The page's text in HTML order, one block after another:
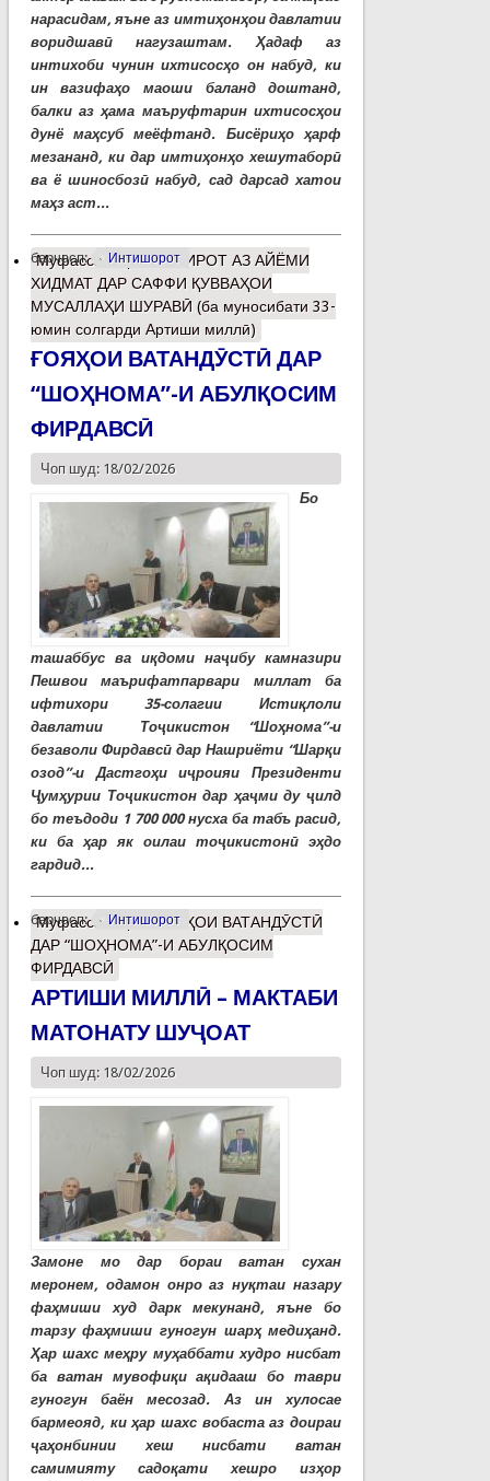
нарасидам, яъне аз имтиҳонҳои давлатии
воридшавӣ нагузаштам. Ҳадаф аз
интихоби чунин ихтисосҳо он набуд, ки
ин вазифаҳо маоши баланд доштанд,
балки аз ҳама маъруфтарин ихтисосҳои
дунё маҳсуб меёфтанд. Бисёриҳо ҳарф
мезананд, ки дар имтиҳонҳо хешутаборӣ
ва ё шиносбозӣ набуд, сад дарсад хатои
маҳз аст...
барчасп: Интишорот
Муфассалтаро ХОТИРОТ АЗ АЙЁМИ
ХИДМАТ ДАР САФФИ ҚУВВАҲОИ
МУСАЛЛАҲИ ШУРАВӢ (ба муносибати 33-
юмин солгарди Артиши миллӣ)
ҒОЯҲОИ ВАТАНДӮСТӢ ДАР
“ШОҲНОМА”-И АБУЛҚОСИМ
ФИРДАВСӢ
Чоп шуд: 18/02/2026
Бо
ташаббус ва иқдоми наҷибу камназири
Пешвои маърифатпарвари миллат ба
ифтихори 35-солагии Истиқлоли
давлатии Тоҷикистон “Шоҳнома”-и
безаволи Фирдавсӣ дар Нашриёти “Шарқи
озод”-и Дастгоҳи иҷроияи Президенти
Ҷумҳурии Тоҷикистон дар ҳаҷми ду ҷилд
бо теъдоди 1 700 000 нусха ба табъ расид,
ки ба ҳар як оилаи тоҷикистонӣ эҳдо
гардид...
барчасп: Интишорот
Муфассалтаро ҒОЯҲОИ ВАТАНДӮСТӢ
ДАР “ШОҲНОМА”-И АБУЛҚОСИМ
ФИРДАВСӢ
АРТИШИ МИЛЛӢ – МАКТАБИ
МАТОНАТУ ШУҶОАТ
Чоп шуд: 18/02/2026
Замоне мо дар бораи ватан сухан
меронем, одамон онро аз нуқтаи назару
фаҳмиши худ дарк мекунанд, яъне бо
тарзу фаҳмиши гуногун шарҳ медиҳанд.
Ҳар шахс меҳру муҳаббати худро нисбат
ба ватан мувофиқи ақидааш бо таври
гуногун баён месозад. Аз ин хулосае
бармеояд, ки ҳар шахс вобаста аз доираи
ҷаҳонбинии хеш нисбати ватан
самимияту садоқати хешро изҳор